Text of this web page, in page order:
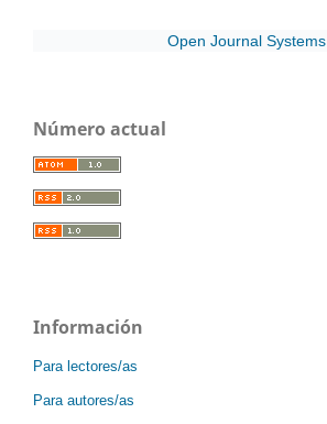
Open Journal Systems
Número actual
Información
Para lectores/as
Para autores/as